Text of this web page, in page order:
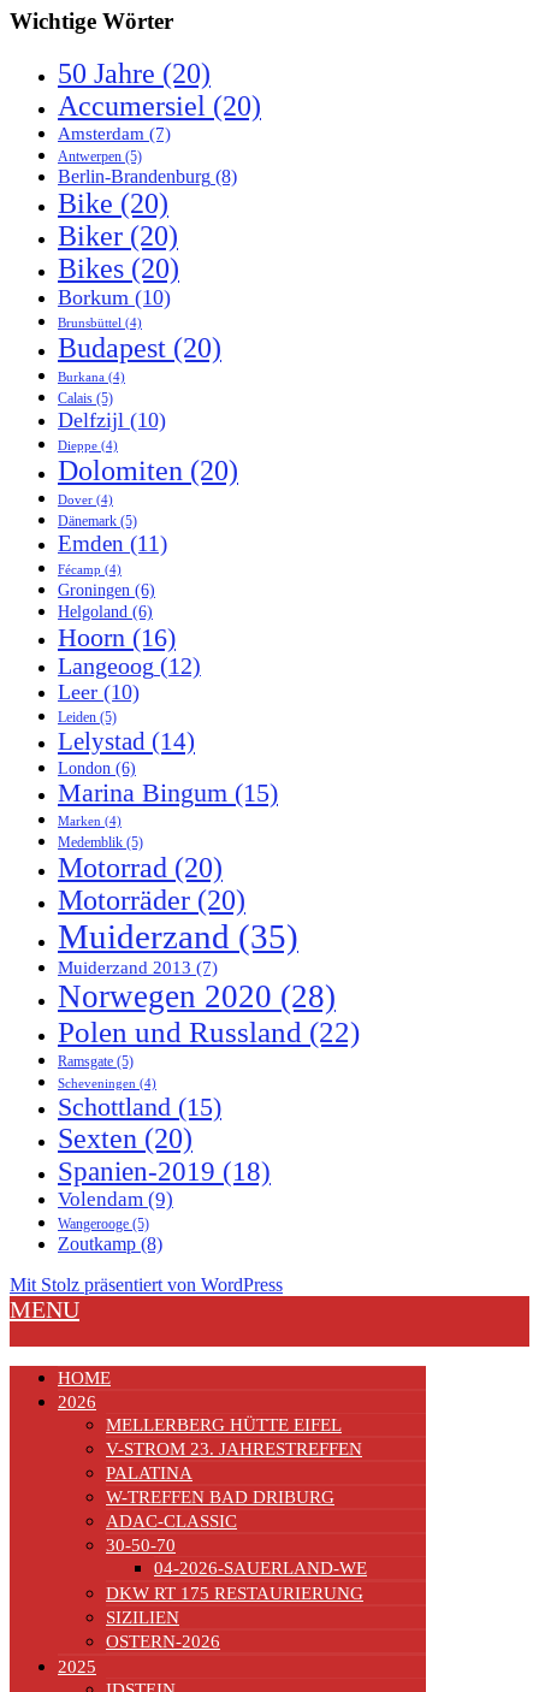
Wichtige Wörter
50 Jahre (20)
Accumersiel (20)
Amsterdam (7)
Antwerpen (5)
Berlin-Brandenburg (8)
Bike (20)
Biker (20)
Bikes (20)
Borkum (10)
Brunsbüttel (4)
Budapest (20)
Burkana (4)
Calais (5)
Delfzijl (10)
Dieppe (4)
Dolomiten (20)
Dover (4)
Dänemark (5)
Emden (11)
Fécamp (4)
Groningen (6)
Helgoland (6)
Hoorn (16)
Langeoog (12)
Leer (10)
Leiden (5)
Lelystad (14)
London (6)
Marina Bingum (15)
Marken (4)
Medemblik (5)
Motorrad (20)
Motorräder (20)
Muiderzand (35)
Muiderzand 2013 (7)
Norwegen 2020 (28)
Polen und Russland (22)
Ramsgate (5)
Scheveningen (4)
Schottland (15)
Sexten (20)
Spanien-2019 (18)
Volendam (9)
Wangerooge (5)
Zoutkamp (8)
Mit Stolz präsentiert von WordPress
MENU
HOME
2026
MELLERBERG HÜTTE EIFEL
V-STROM 23. JAHRESTREFFEN
PALATINA
W-TREFFEN BAD DRIBURG
ADAC-CLASSIC
30-50-70
04-2026-SAUERLAND-WE
DKW RT 175 RESTAURIERUNG
SIZILIEN
OSTERN-2026
2025